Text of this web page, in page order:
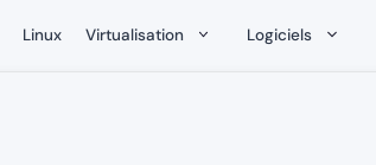
Linux Virtualisation Logiciels